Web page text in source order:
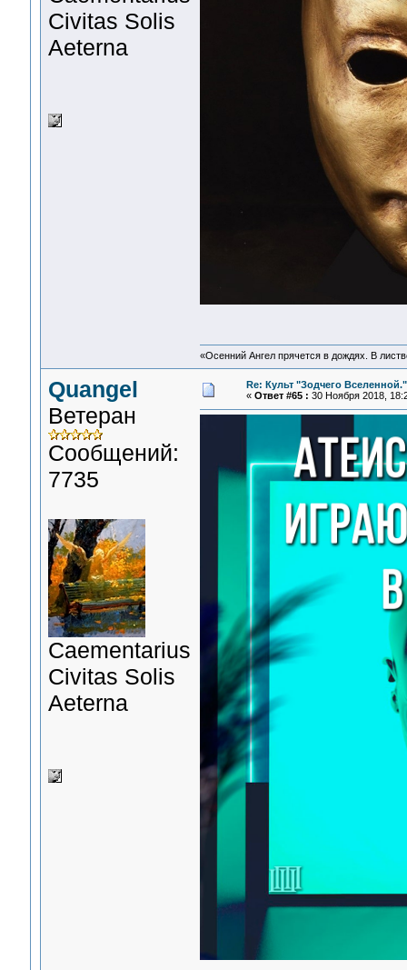
Civitas Solis
Aeterna
«Осенний Ангел прячется в дождях. В
Quangel
Ветеран
Сообщений:
7735
Сaementarius
Civitas Solis
Aeterna
Re: Культ "Зодчего Вселенной."
« Ответ #65 : 30 Ноября 2018,